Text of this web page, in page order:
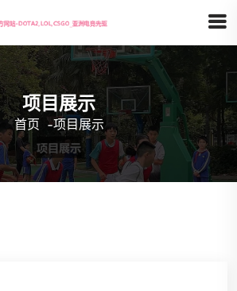
项目展示
首页 -项目展示